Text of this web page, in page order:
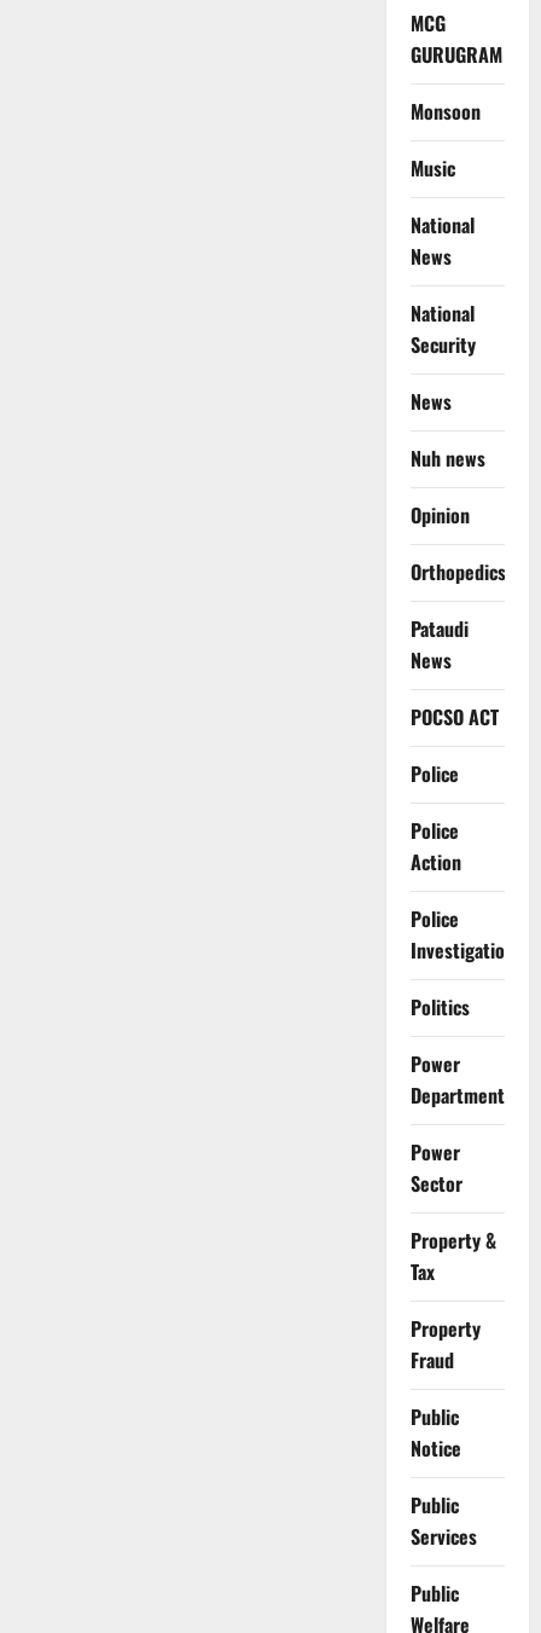
MCG
GURUGRAM
Monsoon
Music
National
News
National
Security
News
Nuh news
Opinion
Orthopedics
Pataudi
News
POCSO ACT
Police
Police
Action
Police
Investigation
Politics
Power
Department
Power
Sector
Property &
Tax
Property
Fraud
Public
Notice
Public
Services
Public
Welfare